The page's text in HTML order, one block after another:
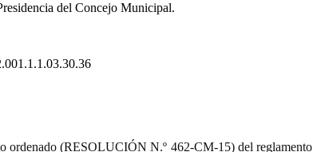
del Concejo Municipal.
ordenado (RESOLUCIÓN N.º 462-CM-15) del reglamento